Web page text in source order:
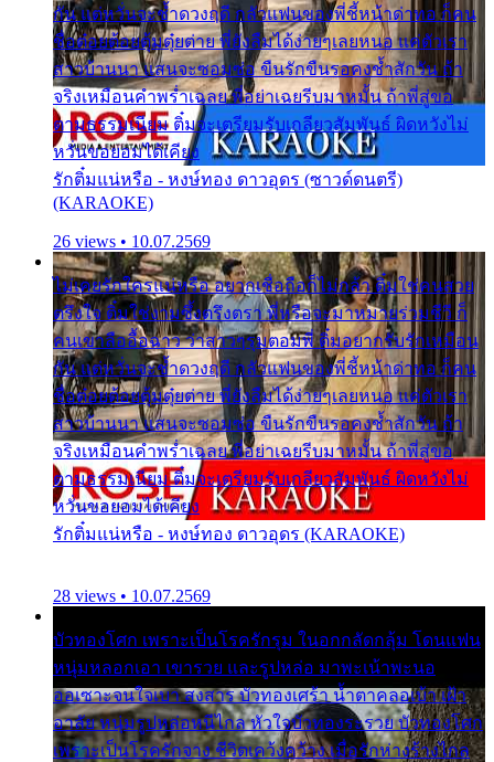
กัน แต่หวั่นจะช้ำดวงฤดี กลัวแฟนของพี่ชี้หน้าด่าทอ ก็คน
ชื่อต๋อยต้อยตุ้มตุ๋ยต่าย พี่ยังลืมได้ง่ายๆเลยหนอ แค่ตัวเรา
สาวบ้านนา แสนจะซอมซ่อ ขืนรักขืนรอคงช้ำสักวัน ถ้า
จริงเหมือนคำพร่ำเฉลย พี่อย่าเฉยรีบมาหมั้น ถ้าพี่สู่ขอ
ตามธรรมเนียม ติ๋มจะเตรียมรับเกลียวสัมพันธ์ ผิดหวังไม่
หวั่นขอยอมได้เคียง
รักติ๋มแน่หรือ - หงษ์ทอง ดาวอุดร (ซาวด์ดนตรี)
(KARAOKE)
26 views • 10.07.2569
ไม่เคยรักใครแน่หรือ อยากเชื่อถือก็ไม่กล้า ติ๋มใช่คนสวย
ตรึงใจ ติ๋มใช่งามซึ้งตรึงตรา พี่หรือจะมาหมายร่วมชีวี ก็
คนเขาลืออื้อฉาว ว่าสาวๆรุมตอมพี่ ติ๋มอยากรับรักเหมือน
กัน แต่หวั่นจะช้ำดวงฤดี กลัวแฟนของพี่ชี้หน้าด่าทอ ก็คน
ชื่อต๋อยต้อยตุ้มตุ๋ยต่าย พี่ยังลืมได้ง่ายๆเลยหนอ แค่ตัวเรา
สาวบ้านนา แสนจะซอมซ่อ ขืนรักขืนรอคงช้ำสักวัน ถ้า
จริงเหมือนคำพร่ำเฉลย พี่อย่าเฉยรีบมาหมั้น ถ้าพี่สู่ขอ
ตามธรรมเนียม ติ๋มจะเตรียมรับเกลียวสัมพันธ์ ผิดหวังไม่
หวั่นขอยอมได้เคียง
รักติ๋มแน่หรือ - หงษ์ทอง ดาวอุดร (KARAOKE)
28 views • 10.07.2569
บัวทองโศก เพราะเป็นโรครักรุม ในอกกลัดกลุ้ม โดนแฟน
หนุ่มหลอกเอา เขารวย และรูปหล่อ มาพะเน้าพะนอ
ออเซาะจนใจเบา สงสาร บัวทองเศร้า น้ำตาคลอเบ้า เฝ้า
อาลัย หนุ่มรูปหล่อหนีไกล หัวใจบัวทองระรวย บัวทองโศก
เพราะเป็นโรครักจาง ชีวิตเคว้งคว้าง เมื่อรักห่างร้างไกล